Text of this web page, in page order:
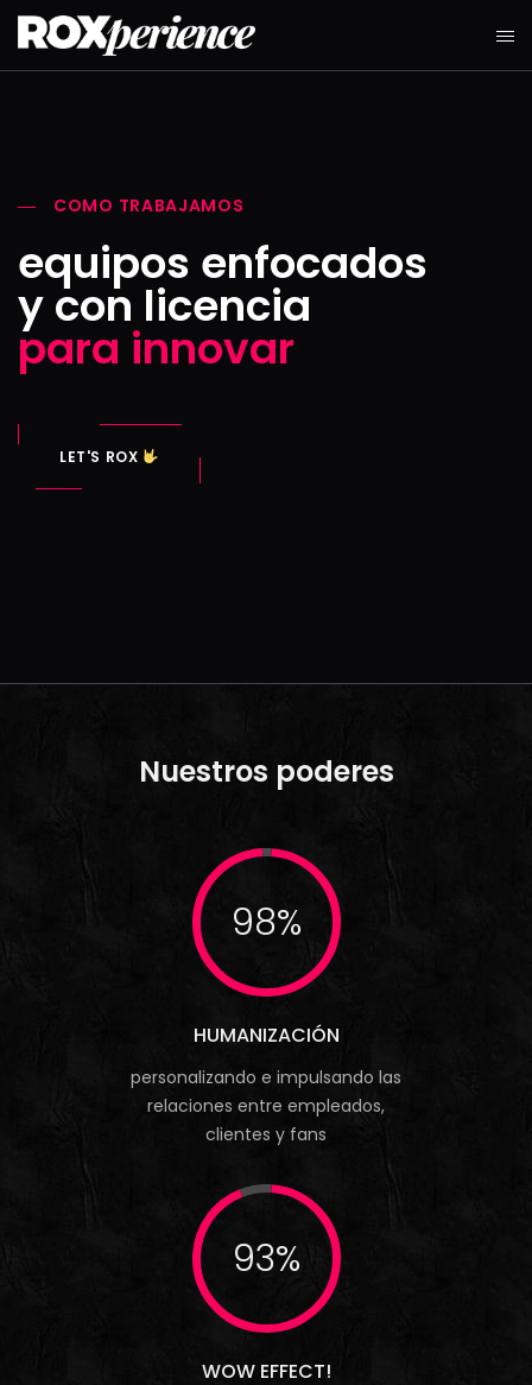
COMO TRABAJAMOS
equipos enfocados
y con licencia
para innovar
LET'S ROX
Nuestros poderes
98%
HUMANIZACIÓN
personalizando e impulsando las
relaciones entre empleados,
clientes y fans
93%
WOW EFFECT!